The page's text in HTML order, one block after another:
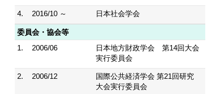
4. 2016/10 ～ 日本社会学会
委員会・協会等
1.
2006/06
日本地方財政学会 第14回大会
実行委員会
2. 2006/12
国際公共経済学会 第21回研究
大会実行委員会